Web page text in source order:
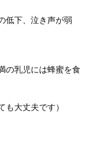
低下、泣き声が弱
の乳児には蜂蜜を食
も大丈夫です）